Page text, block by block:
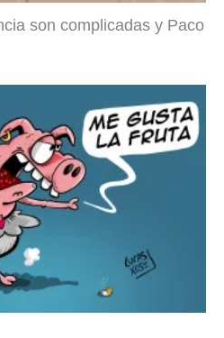
son complicadas y Paco